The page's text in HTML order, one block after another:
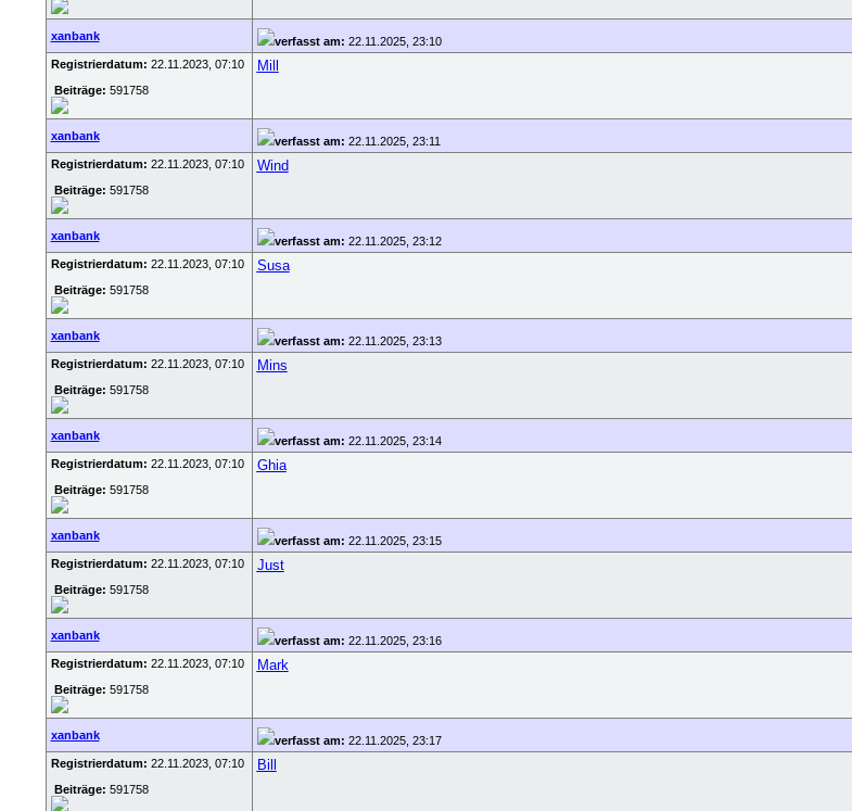
xanbank verfasst am: 22.11.2025, 23:10
Registrierdatum: 22.11.2023, 07:10
Beiträge: 591758
Mill
xanbank verfasst am: 22.11.2025, 23:11
Registrierdatum: 22.11.2023, 07:10
Beiträge: 591758
Wind
xanbank verfasst am: 22.11.2025, 23:12
Registrierdatum: 22.11.2023, 07:10
Beiträge: 591758
Susa
xanbank verfasst am: 22.11.2025, 23:13
Registrierdatum: 22.11.2023, 07:10
Beiträge: 591758
Mins
xanbank verfasst am: 22.11.2025, 23:14
Registrierdatum: 22.11.2023, 07:10
Beiträge: 591758
Ghia
xanbank verfasst am: 22.11.2025, 23:15
Registrierdatum: 22.11.2023, 07:10
Beiträge: 591758
Just
xanbank verfasst am: 22.11.2025, 23:16
Registrierdatum: 22.11.2023, 07:10
Beiträge: 591758
Mark
xanbank verfasst am: 22.11.2025, 23:17
Registrierdatum: 22.11.2023, 07:10
Beiträge: 591758
Bill